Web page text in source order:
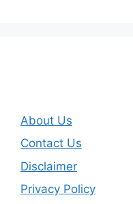
About Us
Contact Us
Disclaimer
Privacy Policy